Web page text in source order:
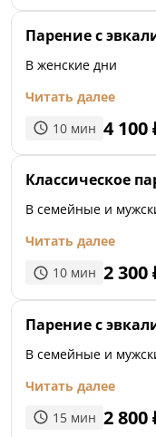
Парение с
В женские дни
Читать далее
10 мин 4 100
Классическое
В семейные и
Читать далее
10 мин 2 300
Парение с
В семейные и
Читать далее
15 мин 2 800